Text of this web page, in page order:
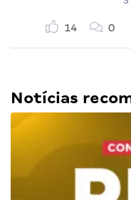
14 0
Notícias